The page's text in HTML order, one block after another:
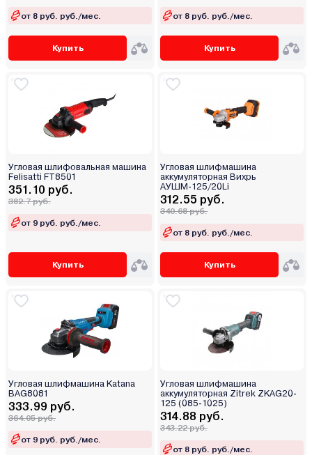
от 8 руб. руб./мес.
Купить
от 8 руб. руб./мес.
Купить
Угловая шлифовальная машина
Felisatti FT8501
351.10 руб.
382.7 руб.
от 9 руб. руб./мес.
Купить
Угловая шлифмашина
аккумуляторная Вихрь
АУШМ-125/20Li
312.55 руб.
340.68 руб.
от 8 руб. руб./мес.
Купить
Угловая шлифмашина Katana
BAG8081
333.99 руб.
364.05 руб.
от 9 руб. руб./мес.
Угловая шлифмашина
аккумуляторная Zitrek ZKAG20-
125 (085-1025)
314.88 руб.
343.22 руб.
от 8 руб. руб./мес.